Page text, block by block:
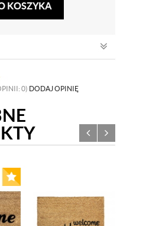
KOSZYKA
0) DODAJ OPINIĘ